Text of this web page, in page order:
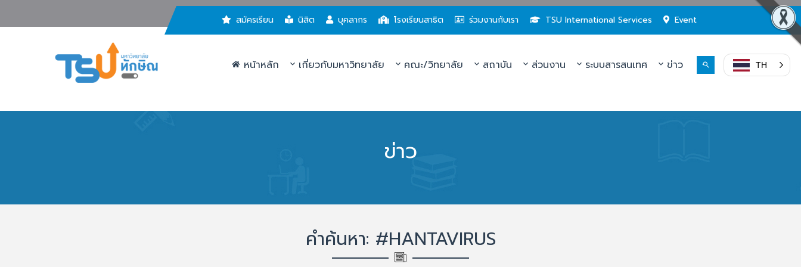
สมัครเรียน นิสิต บุคลากร โรงเรียนสาธิต ร่วมงานกับเรา TSU International Services Event
หน้าหลัก เกี่ยวกับมหาวิทยาลัย คณะ/วิทยาลัย สถาบัน ส่วนงาน ระบบสารสนเทศ ข่าว TH
ข่าว
คำค้นหา: #HANTAVIRUS